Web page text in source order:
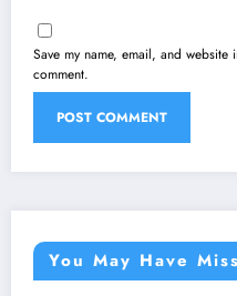
Save my name, email, and
comment.
You May Have